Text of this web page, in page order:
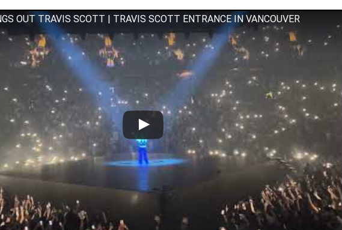
OUT TRAVIS SCOTT | TRAVIS SCOTT ENTRANCE IN VANCOUVER